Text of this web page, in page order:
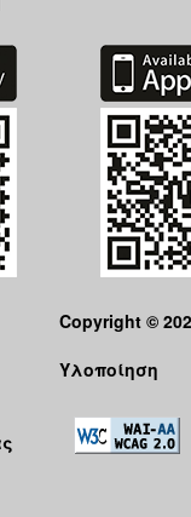
Copyright ©
Υλοποίηση